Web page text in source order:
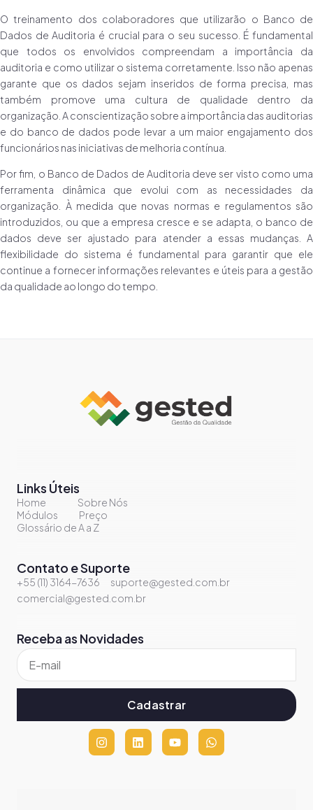
O treinamento dos colaboradores que utilizarão o Banco de
Dados de Auditoria é crucial para o seu sucesso. É fundamental
que todos os envolvidos compreendam a importância da
auditoria e como utilizar o sistema corretamente. Isso não apenas
garante que os dados sejam inseridos de forma precisa, mas
também promove uma cultura de qualidade dentro da
organização. A conscientização sobre a importância das auditorias
e do banco de dados pode levar a um maior engajamento dos
funcionários nas iniciativas de melhoria contínua.
Por fim, o Banco de Dados de Auditoria deve ser visto como uma
ferramenta dinâmica que evolui com as necessidades da
organização. À medida que novas normas e regulamentos são
introduzidos, ou que a empresa cresce e se adapta, o banco de
dados deve ser ajustado para atender a essas mudanças. A
flexibilidade do sistema é fundamental para garantir que ele
continue a fornecer informações relevantes e úteis para a gestão
da qualidade ao longo do tempo.
Receba as Novidades
Cadastrar
Links Úteis
Home
Sobre Nós
Módulos
Preço
Glossário de A a Z
Contato e Suporte
+55 (11) 3164-7636
suporte@gested.com.br
comercial@gested.com.br